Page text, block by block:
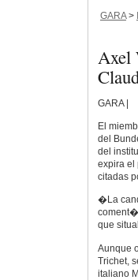
GARA>
Axel
GARA |
El
del
del
expira el
citadas
�La
que
Aunque
Trichet,
italiano